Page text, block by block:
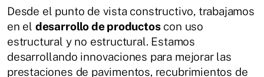
Desde el punto de vista constructivo, trabajamos
en el desarrollo de productoscon uso
estructural y no estructural. Estamos
desarrollando innovaciones para mejorar las
prestaciones de pavimentos, recubrimientos de